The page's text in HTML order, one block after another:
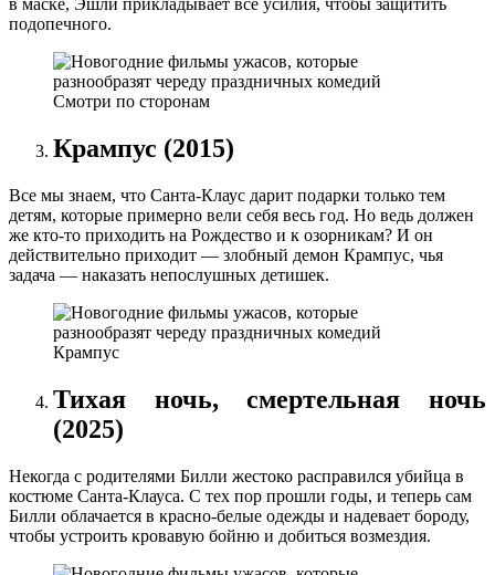
в маске, Эшли прикладывает все усилия, чтобы защитить
подопечного.
Смотри по сторонам
Крампус (2015)
Все мы знаем, что Санта-Клаус дарит подарки только тем
детям, которые примерно вели себя весь год. Но ведь должен
же кто-то приходить на Рождество и к озорникам? И он
действительно приходит — злобный демон Крампус, чья
задача — наказать непослушных детишек.
Крампус
Тихая ночь, смертельная ночь
(2025)
Некогда с родителями Билли жестоко расправился убийца в
костюме Санта-Клауса. С тех пор прошли годы, и теперь сам
Билли облачается в красно-белые одежды и надевает бороду,
чтобы устроить кровавую бойню и добиться возмездия.